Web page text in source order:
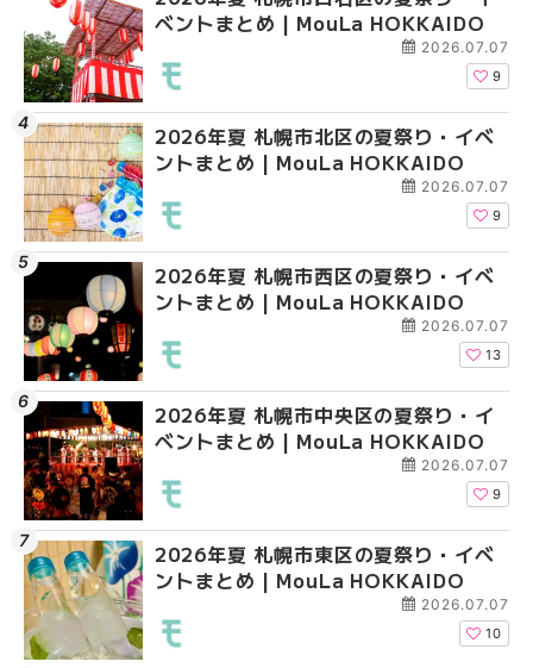
ベントまとめ | MouLa HOKKAIDO
2026.07.07
9
2026年夏 札幌市北区の夏祭り・イベ
ントまとめ | MouLa HOKKAIDO
2026.07.07
9
2026年夏 札幌市西区の夏祭り・イベ
ントまとめ | MouLa HOKKAIDO
2026.07.07
13
2026年夏 札幌市中央区の夏祭り・イ
ベントまとめ | MouLa HOKKAIDO
2026.07.07
9
2026年夏 札幌市東区の夏祭り・イベ
ントまとめ | MouLa HOKKAIDO
2026.07.07
10
ントまとめ | MouLa
2026年夏 札幌市北区
ントまとめ | MouLa
2026年夏 札幌市豊平
ベントまとめ |
2026年夏 札幌市清田
ベントまとめ |
2026年夏 札幌市手稲
ベントまとめ |
ベントまとめ |
2026年夏 札幌市西区
ントまとめ | MouLa
2026年夏 札幌市清田
ベントまとめ |
2026年夏 札幌市手稲
ベントまとめ |
2026年夏 札幌市豊平
ベントまとめ |